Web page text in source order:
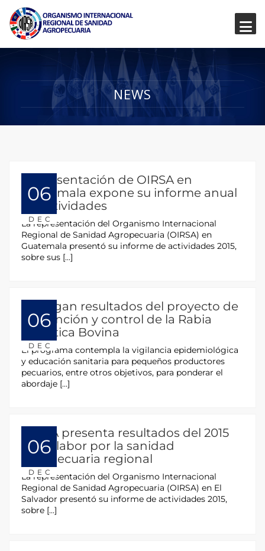
NEWS
06
DEC
Representación de OIRSA en
Guatemala expone su informe anual
de actividades
La representación del Organismo Internacional
Regional de Sanidad Agropecuaria (OIRSA) en
Guatemala presentó su informe de actividades 2015,
sobre sus […]
06
DEC
Entregan resultados del proyecto de
prevención y control de la Rabia
Paralítica Bovina
El programa contempla la vigilancia epidemiológica
y educación sanitaria para pequeños productores
pecuarios, entre otros objetivos, para ponderar el
abordaje […]
06
DEC
OIRSA presenta resultados del 2015
en su labor por la sanidad
agropecuaria regional
La representación del Organismo Internacional
Regional de Sanidad Agropecuaria (OIRSA) en El
Salvador presentó su informe de actividades 2015,
sobre […]